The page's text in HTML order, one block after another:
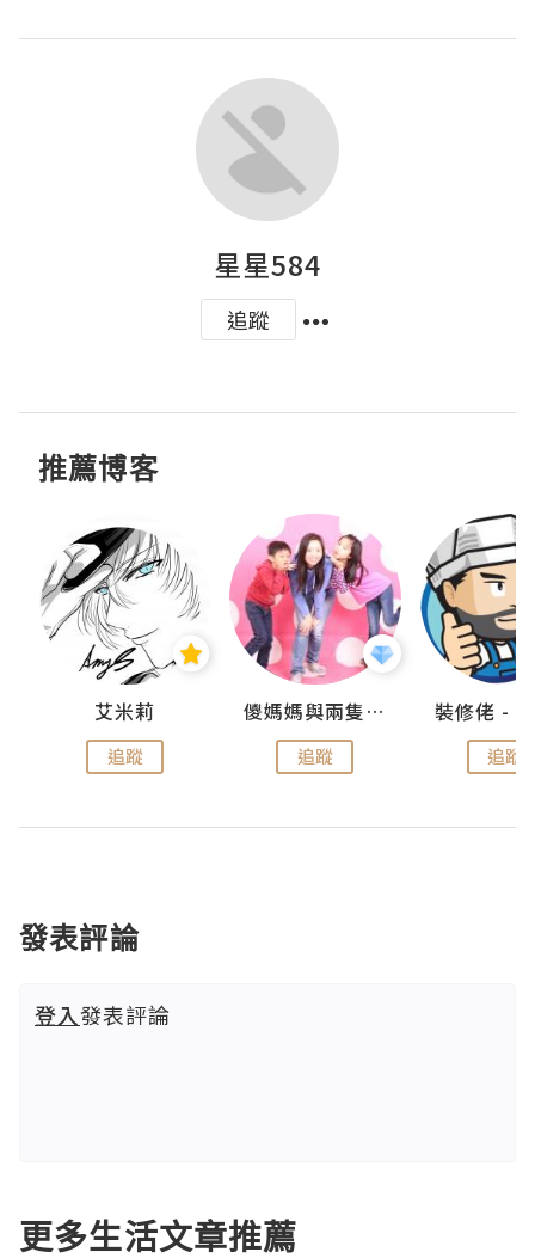
星星584
追蹤
推薦博客
艾米莉
追蹤
儍媽媽與兩隻小魔怪之家
追蹤 追蹤
發表評論
登入發表評論
更多生活文章推薦